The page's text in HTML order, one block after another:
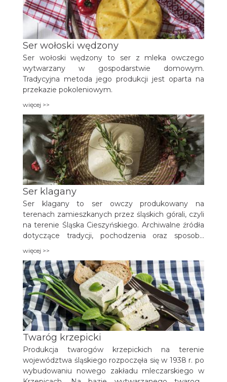
Ser wołoski wędzony
Ser wołoski wędzony to ser z mleka owczego
wytwarzany w gospodarstwie domowym.
Tradycyjna metoda jego produkcji jest oparta na
przekazie pokoleniowym.
więcej >>
Ser klagany
Ser klagany to ser owczy produkowany na
terenach zamieszkanych przez śląskich górali, czyli
na terenie Śląska Cieszyńskiego. Archiwalne źródła
dotyczące tradycji, pochodzenia oraz sposobu
które mówią o produkcji serów owczych – oscypka
czy buncu.
więcej >>
Twaróg krzepicki
Produkcja twarogów krzepickich na terenie
województwa śląskiego rozpoczęła się w 1938 r. po
wybudowaniu nowego zakładu mleczarskiego w